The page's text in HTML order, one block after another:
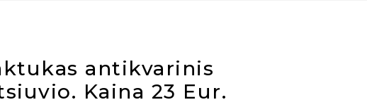
antikvarinis
Kaina 23 Eur.